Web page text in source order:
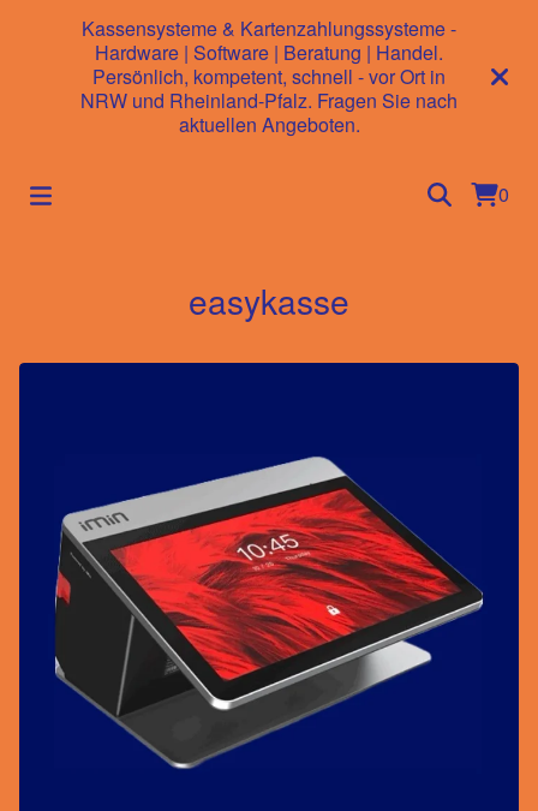
Kassensysteme & Kartenzahlungssysteme -
Hardware | Software | Beratung | Handel.
Persönlich, kompetent, schnell - vor Ort in
NRW und Rheinland-Pfalz. Fragen Sie nach
aktuellen Angeboten.
0
easykasse